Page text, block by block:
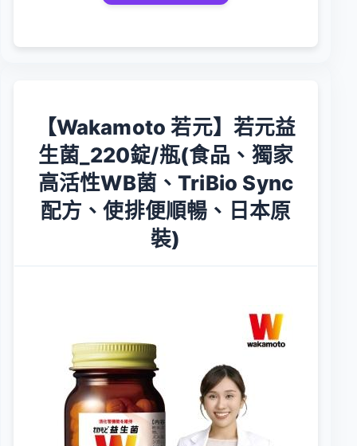
【Wakamoto 若元】若元益
生菌_220錠/瓶(食品、獨家
高活性WB菌、TriBio Sync
配方、使排便順暢、日本原
裝)